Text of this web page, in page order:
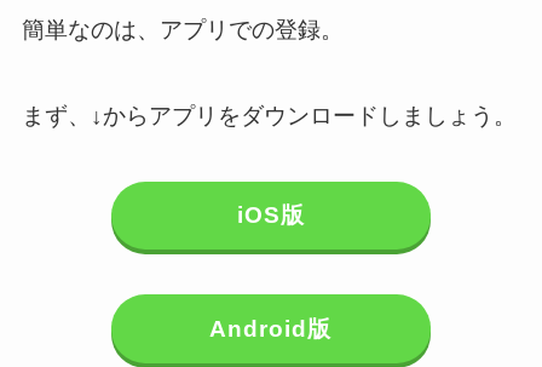
簡単なのは、アプリでの登録。
まず、↓からアプリをダウンロードしましょう。
iOS版
Android版